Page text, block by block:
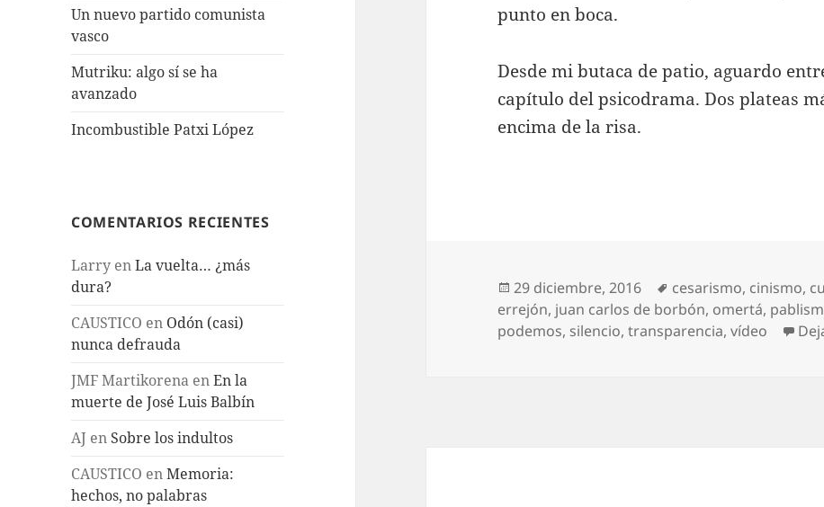
Un nuevo partido comunista
vasco
Mutriku: algo sí se ha
avanzado
Incombustible Patxi López
COMENTARIOS RECIENTES
Larry enLa vuelta… ¿más
dura?
CAUSTICO en Odón (casi)
nunca defrauda
JMF Martikorena enEn la
muerte de José Luis Balbín
AJ en Sobre los indultos
CAUSTICO enMemoria:
hechos, no palabras
punto en boca.
Desde mi butaca de patio, aguardo
capítulo del psicodrama. Dos plateas
encima de la risa.
Publicado
el
29 diciembre, 2016 Etiquetas
cesarismo, cinismo,
errejón, juan carlos de borbón, omertá,
podemos, silencio,transparencia,vídeo